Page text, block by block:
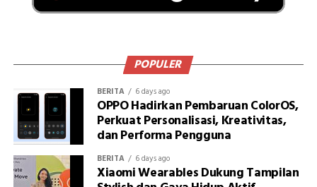
POPULER
BERITA 6 days ago
OPPO Hadirkan Pembaruan ColorOS,
Perkuat Personalisasi, Kreativitas,
dan Performa Pengguna
BERITA 6 days ago
Xiaomi Wearables Dukung Tampilan